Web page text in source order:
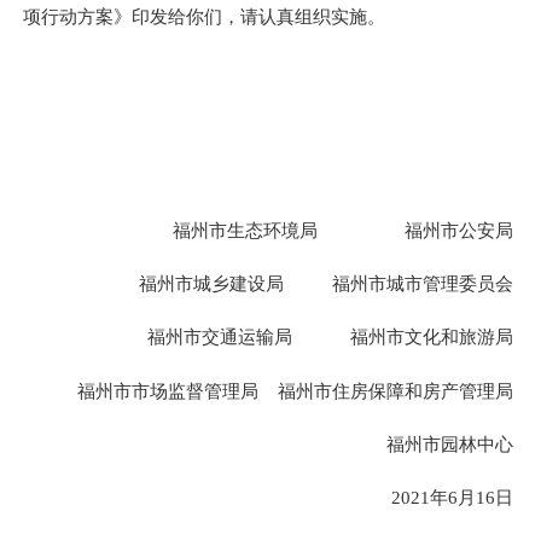
项行动方案》印发给你们，请认真组织实施。
福州市生态环境局 福州市公安局
福州市城乡建设局 福州市城市管理委员会
福州市交通运输局 福州市文化和旅游局
福州市市场监督管理局 福州市住房保障和房产管理局
福州市园林中心
2021年6月16日